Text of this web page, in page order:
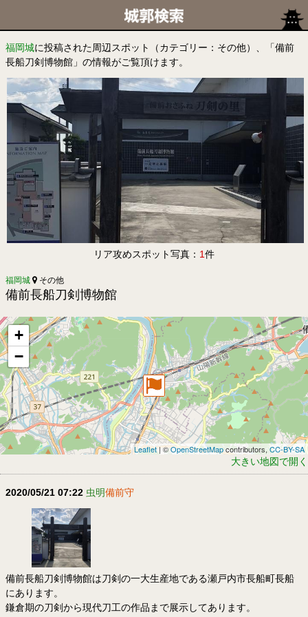
福岡城に投稿された周辺スポット（カテゴリー：その他）、「備前
長船刀剣博物館」の情報がご覧頂けます。
リア攻めスポット写真： 1件
福岡城 その他
備前長船刀剣博物館
+
−
Leaflet| ©OpenStreetMapcontributors,CC-BY-SA
大きい地図で開く
2020/05/21 07:22 虫明備前守
備前長船刀剣博物館は刀剣の一大生産地である瀬戸内市長船町長船
にあります。
鎌倉期の刀剣から現代刀工の作品まで展示してあります。